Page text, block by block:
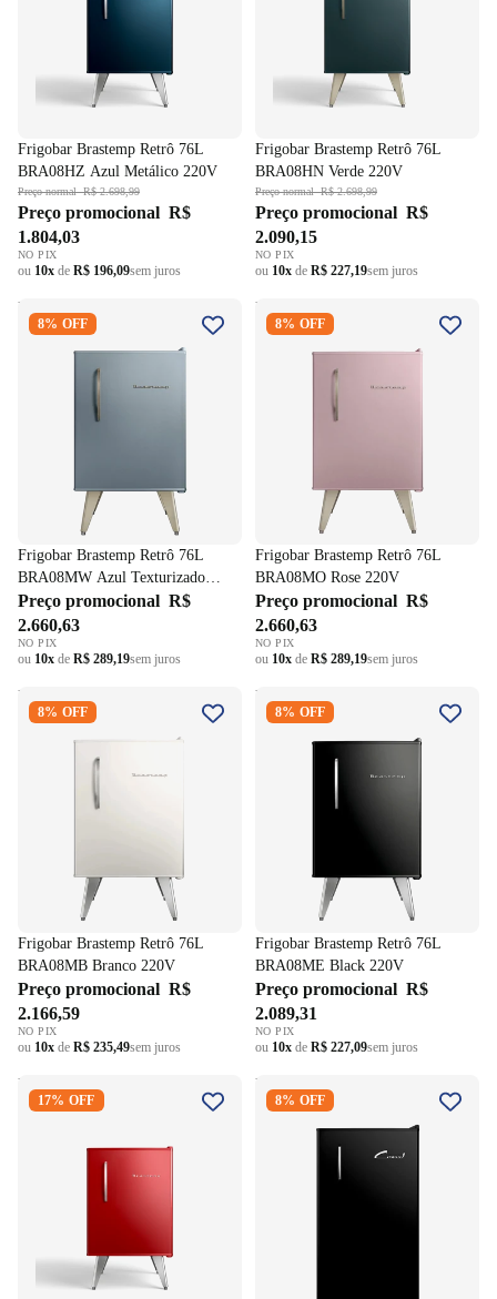
Frigobar Brastemp Retrô 76L
BRA08HZ Azul Metálico 220V
Preço normalR$ 2.698,99
Preço promocional R$
1.804,03
NO PIX
ou 10x de R$ 196,09sem juros
Frigobar Brastemp Retrô 76L
BRA08HN Verde 220V
Preço normalR$ 2.698,99
Preço promocional R$
2.090,15
NO PIX
ou 10x de R$ 227,19sem juros
Frigobar Brastemp Retrô 76L
BRA08MW Azul Texturizado
8% OFF
Frigobar Brastemp Retrô 76L
BRA08MW Azul Texturizado
220V
Preço promocional R$
2.660,63
NO PIX
ou 10x de R$ 289,19sem juros
Frigobar Brastemp Retrô 76L
BRA08MO Rose 220V
8% OFF
Frigobar Brastemp Retrô 76L
BRA08MO Rose 220V
Preço promocional R$
2.660,63
NO PIX
ou 10x de R$ 289,19sem juros
Frigobar Brastemp Retrô 76L
BRA08MB Branco 220V
8% OFF
Frigobar Brastemp Retrô 76L
BRA08MB Branco 220V
Preço promocional R$
2.166,59
NO PIX
ou 10x de R$ 235,49sem juros
Frigobar Brastemp Retrô 76L
BRA08ME Black 220V
8% OFF
Frigobar Brastemp Retrô 76L
BRA08ME Black 220V
Preço promocional R$
2.089,31
NO PIX
ou 10x de R$ 227,09sem juros
Frigobar Brastemp Retrô 76L
BRA08HV Vermelho 220V
17% OFF
Frigobar Consul Retrô 117L
CRA12ME Preto Vinil 220V
8% OFF